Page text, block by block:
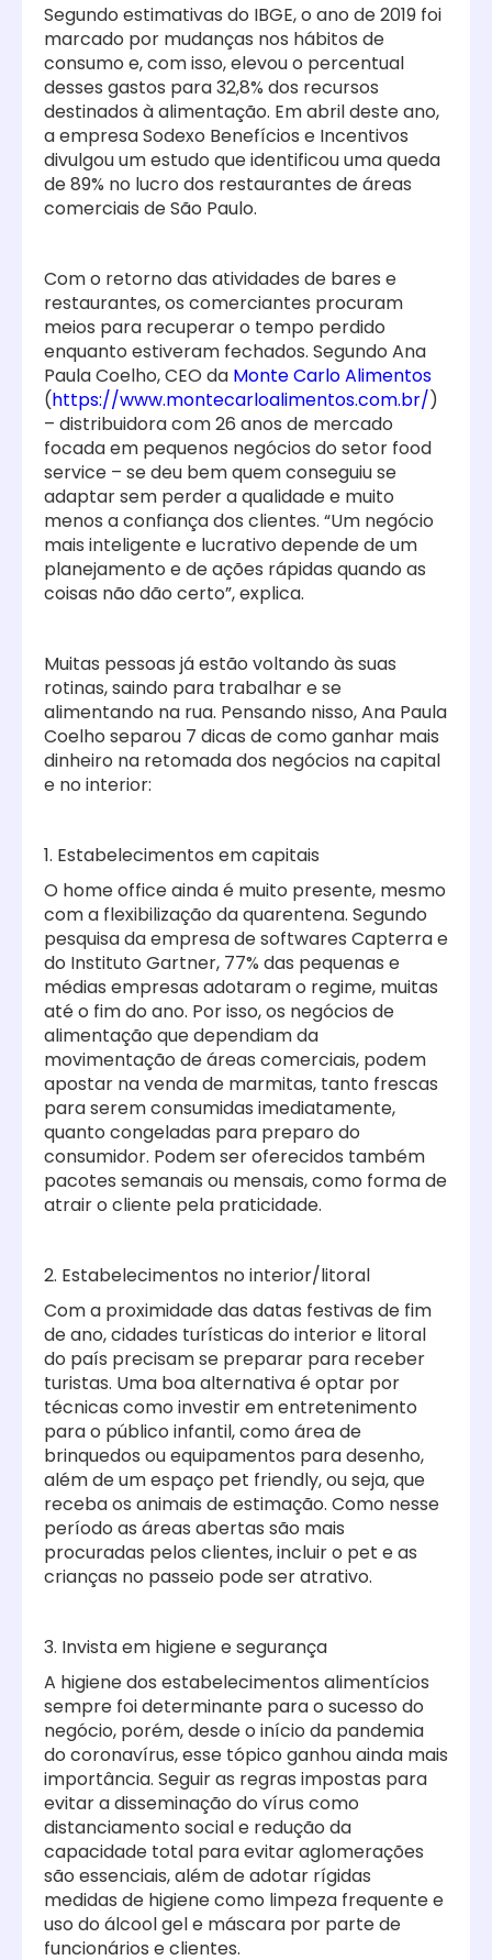
Segundo estimativas do IBGE, o ano de 2019 foi
marcado por mudanças nos hábitos de
consumo e, com isso, elevou o percentual
desses gastos para 32,8% dos recursos
destinados à alimentação. Em abril deste ano,
a empresa Sodexo Benefícios e Incentivos
divulgou um estudo que identificou uma queda
de 89% no lucro dos restaurantes de áreas
comerciais de São Paulo.
Com o retorno das atividades de bares e
restaurantes, os comerciantes procuram
meios para recuperar o tempo perdido
enquanto estiveram fechados. Segundo Ana
Paula Coelho, CEO da Monte Carlo Alimentos
(https://www.montecarloalimentos.com.br/)
– distribuidora com 26 anos de mercado
focada em pequenos negócios do setor food
service – se deu bem quem conseguiu se
adaptar sem perder a qualidade e muito
menos a confiança dos clientes. “Um negócio
mais inteligente e lucrativo depende de um
planejamento e de ações rápidas quando as
coisas não dão certo”, explica.
Muitas pessoas já estão voltando às suas
rotinas, saindo para trabalhar e se
alimentando na rua. Pensando nisso, Ana Paula
Coelho separou 7 dicas de como ganhar mais
dinheiro na retomada dos negócios na capital
e no interior:
1. Estabelecimentos em capitais
O home office ainda é muito presente, mesmo
com a flexibilização da quarentena. Segundo
pesquisa da empresa de softwares Capterra e
do Instituto Gartner, 77% das pequenas e
médias empresas adotaram o regime, muitas
até o fim do ano. Por isso, os negócios de
alimentação que dependiam da
movimentação de áreas comerciais, podem
apostar na venda de marmitas, tanto frescas
para serem consumidas imediatamente,
quanto congeladas para preparo do
consumidor. Podem ser oferecidos também
pacotes semanais ou mensais, como forma de
atrair o cliente pela praticidade.
2. Estabelecimentos no interior/litoral
Com a proximidade das datas festivas de fim
de ano, cidades turísticas do interior e litoral
do país precisam se preparar para receber
turistas. Uma boa alternativa é optar por
técnicas como investir em entretenimento
para o público infantil, como área de
brinquedos ou equipamentos para desenho,
além de um espaço pet friendly, ou seja, que
receba os animais de estimação. Como nesse
período as áreas abertas são mais
procuradas pelos clientes, incluir o pet e as
crianças no passeio pode ser atrativo.
3. Invista em higiene e segurança
A higiene dos estabelecimentos alimentícios
sempre foi determinante para o sucesso do
negócio, porém, desde o início da pandemia
do coronavírus, esse tópico ganhou ainda mais
importância. Seguir as regras impostas para
evitar a disseminação do vírus como
distanciamento social e redução da
capacidade total para evitar aglomerações
são essenciais, além de adotar rígidas
medidas de higiene como limpeza frequente e
uso do álcool gel e máscara por parte de
funcionários e clientes.